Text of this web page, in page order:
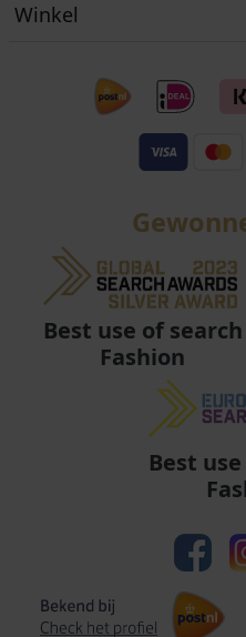
Winkel
Best use of search
Fashion
Best